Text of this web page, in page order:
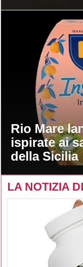
Rio Mare
ispirate ai
della Sicilia
LA NOTIZIA